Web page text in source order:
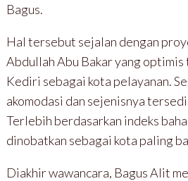
Bagus.
Hal tersebut sejalan dengan
Abdullah Abu Bakar yang
Kediri sebagai kota pelayanan.
akomodasi dan sejenisnya
Terlebih berdasarkan indeks
dinobatkan sebagai kota paling
Diakhir wawancara, Bagus Alit